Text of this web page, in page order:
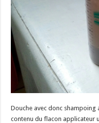
Douche avec donc shampoing
contenu du flacon applicateur